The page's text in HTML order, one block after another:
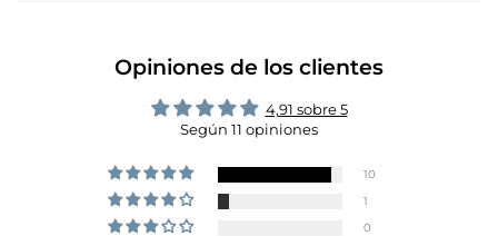
Opiniones de los clientes
4,91 sobre 5
Según 11 opiniones
10
1
0